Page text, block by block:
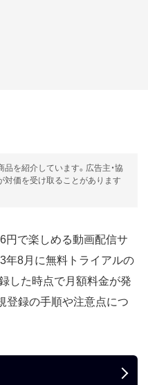
を紹介しています。広告主・協
対価を受け取ることがあります
円で楽しめる動画配信サ
年8月に無料トライアルの
した時点で月額料金が発
登録の手順や注意点につ